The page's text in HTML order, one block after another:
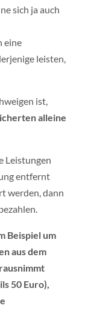
sich ja auch
eine
leisten,
ist,
alleine
Leistungen
entfernt
werden, dann
Beispiel um
aus dem
50 Euro),